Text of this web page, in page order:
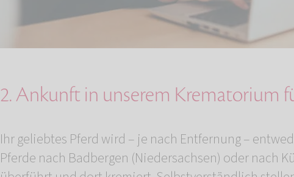
2. Ankunft in unserem Krematorium
Ihr geliebtes Pferd wird – je nach Entfernung –
Pferde nach Badbergen (Niedersachsen) oder nach